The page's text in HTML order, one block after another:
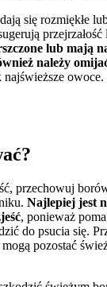
się rozmiękłe
przejrzałość
lub mają
należy
owoce.
przechowuj
Najlepiej jest
, ponieważ
do psucia się.
pozostać